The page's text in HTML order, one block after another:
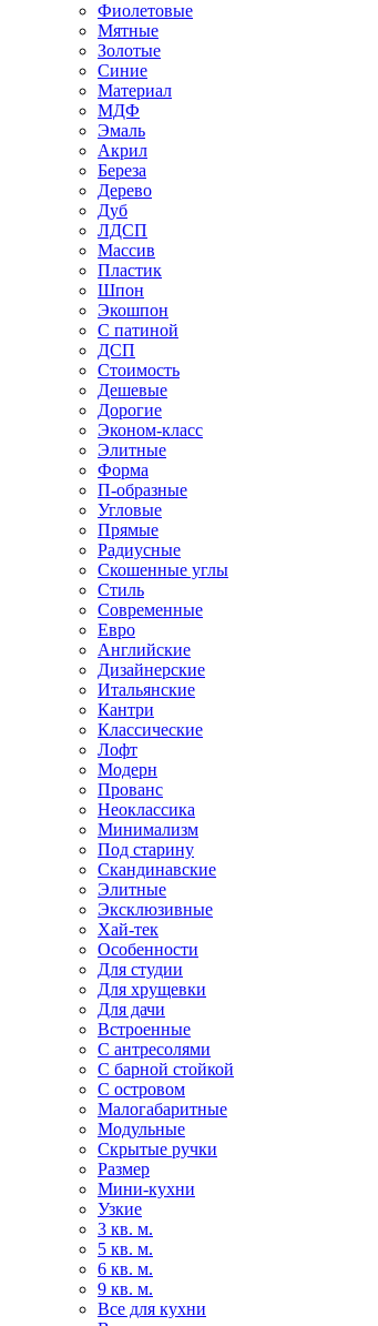
Фиолетовые
Мятные
Золотые
Синие
Материал
МДФ
Эмаль
Акрил
Береза
Дерево
Дуб
ЛДСП
Массив
Пластик
Шпон
Экошпон
С патиной
ДСП
Стоимость
Дешевые
Дорогие
Эконом-класс
Элитные
Форма
П-образные
Угловые
Прямые
Радиусные
Скошенные углы
Стиль
Современные
Евро
Английские
Дизайнерские
Итальянские
Кантри
Классические
Лофт
Модерн
Прованс
Неоклассика
Минимализм
Под старину
Скандинавские
Элитные
Эксклюзивные
Хай-тек
Особенности
Для студии
Для хрущевки
Для дачи
Встроенные
С антресолями
С барной стойкой
С островом
Малогабаритные
Модульные
Скрытые ручки
Размер
Мини-кухни
Узкие
3 кв. м.
5 кв. м.
6 кв. м.
9 кв. м.
Все для кухни